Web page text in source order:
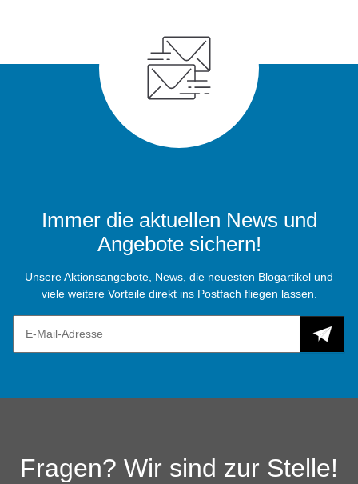
Immer die aktuellen News und
Angebote sichern!
Unsere Aktionsangebote, News, die neuesten Blogartikel und
viele weitere Vorteile direkt ins Postfach fliegen lassen.
Fragen? Wir sind zur Stelle!